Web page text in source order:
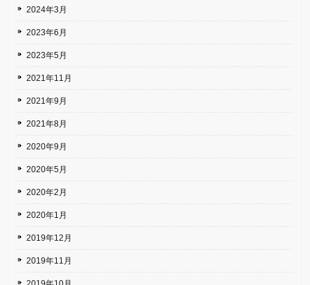
2024年3月
2023年6月
2023年5月
2021年11月
2021年9月
2021年8月
2020年9月
2020年5月
2020年2月
2020年1月
2019年12月
2019年11月